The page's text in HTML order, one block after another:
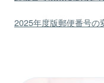
2025年度版郵便番号の